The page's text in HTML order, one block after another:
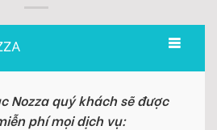
Nozza quý khách sẽ được
phí mọi dịch vụ: